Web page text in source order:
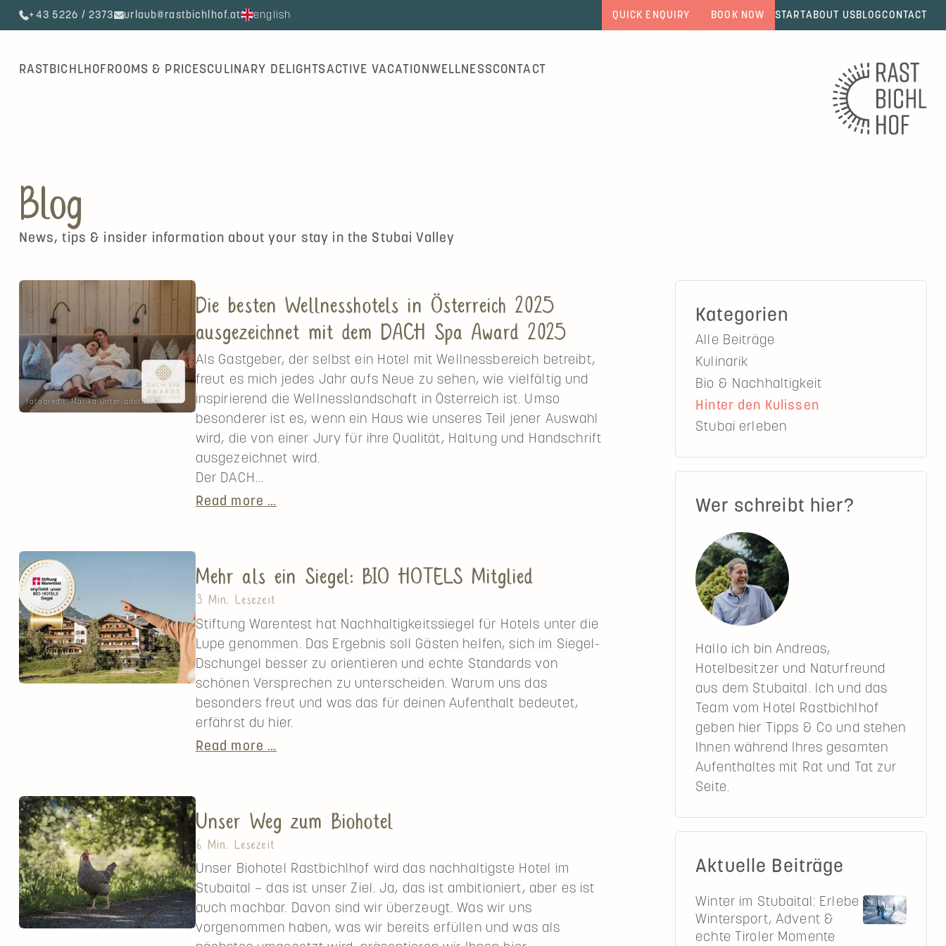
+43 5226 / 2373 urlaub@rastbichlhof.at english QUICK ENQUIRY BOOK NOW STARTABOUT USBLOGCONTACT
navigation
RASTBICHLHOFROOMS & PRICESCULINARY DELIGHTSACTIVE VACATIONWELLNESSCONTACT
Blog
News, tips & insider information about your stay in the Stubai Valley
Fotocredit: Marika Unterladstätter
Die besten Wellnesshotels in Österreich 2025
ausgezeichnet mit dem DACH Spa Award 2025
Als Gastgeber, der selbst ein Hotel mit Wellnessbereich betreibt,
freut es mich jedes Jahr aufs Neue zu sehen, wie vielfältig und
inspirierend die Wellnesslandschaft in Österreich ist. Umso
besonderer ist es, wenn ein Haus wie unseres Teil jener Auswahl
wird, die von einer Jury für ihre Qualität, Haltung und Handschrift
ausgezeichnet wird.
Der DACH...
Read more …
Österreich
ausgezeichnet
mit
dem
DACH
Spa
Award
Mehr als ein Siegel: BIO HOTELS Mitglied
3 Min. Lesezeit
Stiftung Warentest hat Nachhaltigkeitssiegel für Hotels unter die
Lupe genommen. Das Ergebnis soll Gästen helfen, sich im Siegel-
Dschungel besser zu orientieren und echte Standards von
schönen Versprechen zu unterscheiden. Warum uns das
besonders freut und was das für deinen Aufenthalt bedeutet,
erfährst du hier.
Read more …
BIO
Mitglied
Unser Weg zum Biohotel
6 Min. Lesezeit
Unser Biohotel Rastbichlhof wird das nachhaltigste Hotel im
Stubaital – das ist unser Ziel. Ja, das ist ambitioniert, aber es ist
auch machbar. Davon sind wir überzeugt. Was wir uns
vorgenommen haben, was wir bereits erfüllen und was als
Kategorien
Alle Beiträge
Kulinarik
Bio & Nachhaltigkeit
Hinter den Kulissen
Stubai erleben
Wer schreibt hier?
Hallo ich bin Andreas,
Hotelbesitzer und Naturfreund
aus dem Stubaital. Ich und das
Team vom Hotel Rastbichlhof
geben hier Tipps & Co und stehen
Ihnen während Ihres gesamten
Aufenthaltes mit Rat und Tat zur
Seite.
Aktuelle Beiträge
Winter im Stubaital: Erlebe
Wintersport, Advent &
echte Tiroler Momente